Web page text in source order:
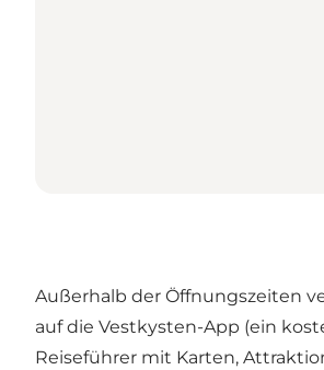
Außerhalb der Öffnungszeiten
auf die Vestkysten-App (ein
Reiseführer mit Karten,